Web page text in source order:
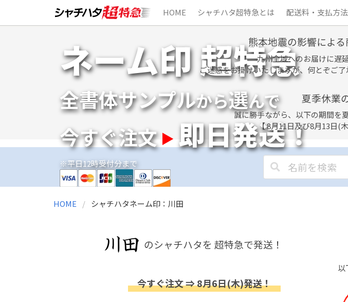
HOME シャチハタ超特急とは 配送料・支払方法
ネーム印 超特急
全書体サンプルから選んで
今すぐ注文 即日発送！
※平日12時受付分まで
熊本地震の影響によ
九州全域へのお届けに遅
ご迷惑をお掛けいたしますが、何とぞご
夏季休業
誠に勝手ながら、以下の期間を
【 8月11日及び8月13日(
HOME シャチハタネーム印：川田
のシャチハタを 超特急で発送！
以
今すぐ注文 ⇒ 8月6日(木)発送！